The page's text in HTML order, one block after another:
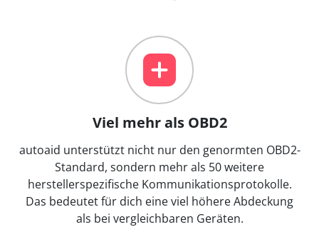
Viel mehr als OBD2
autoaid unterstützt nicht nur den genormten OBD2-
Standard, sondern mehr als 50 weitere
herstellerspezifische Kommunikationsprotokolle.
Das bedeutet für dich eine viel höhere Abdeckung
als bei vergleichbaren Geräten.